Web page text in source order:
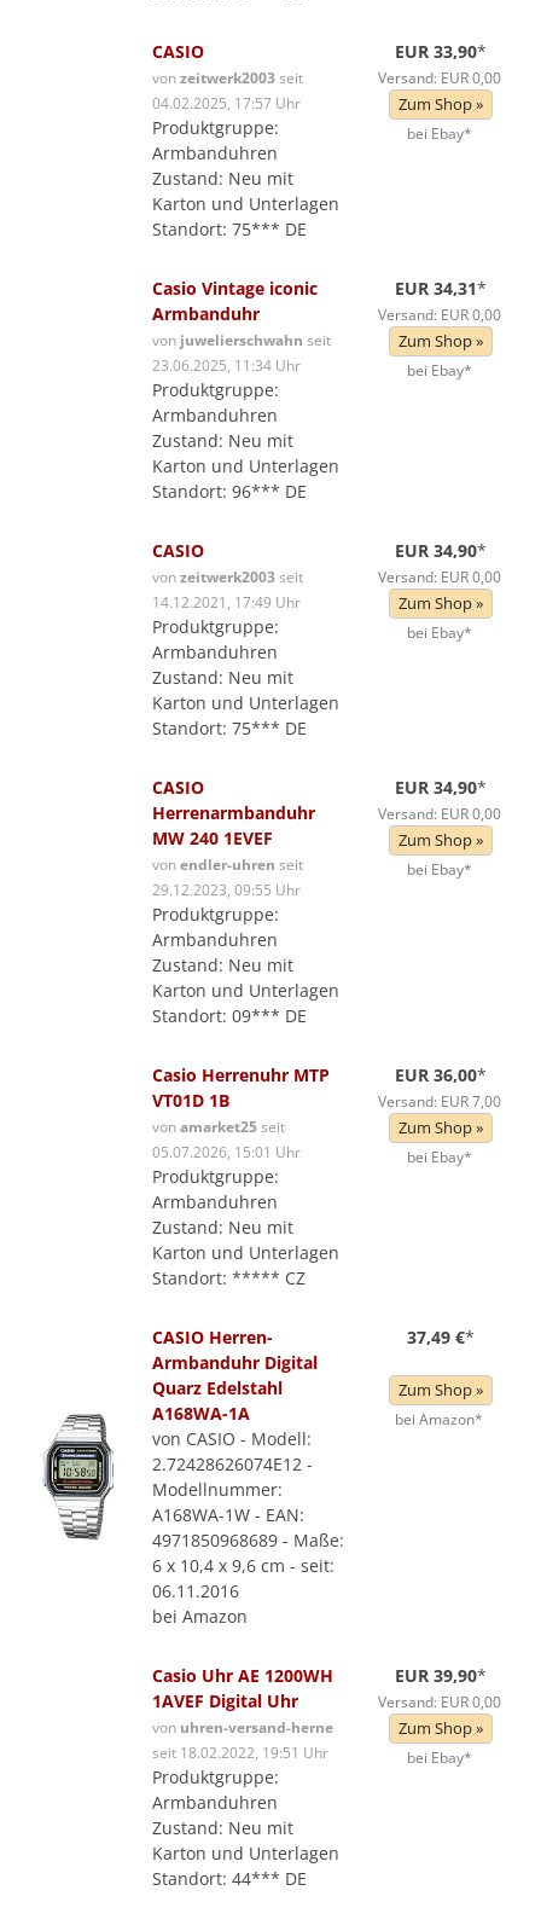
CASIO
vonzeitwerk2003seit
04.02.2025, 17:57 Uhr
Produktgruppe:
Armbanduhren
Zustand: Neu mit
Karton und Unterlagen
Standort: 75*** DE
EUR 33,90*
Versand: EUR 0,00
Zum Shop »
bei Ebay*
Casio Vintage iconic
Armbanduhr
von juwelierschwahn seit
23.06.2025, 11:34 Uhr
Produktgruppe:
Armbanduhren
Zustand: Neu mit
Karton und Unterlagen
Standort: 96*** DE
EUR 34,31*
Versand: EUR 0,00
Zum Shop »
bei Ebay*
CASIO
vonzeitwerk2003seit
14.12.2021, 17:49 Uhr
Produktgruppe:
Armbanduhren
Zustand: Neu mit
Karton und Unterlagen
Standort: 75*** DE
EUR 34,90*
Versand: EUR 0,00
Zum Shop »
bei Ebay*
CASIO
Herrenarmbanduhr
MW 240 1EVEF
vonendler-uhren seit
29.12.2023, 09:55 Uhr
Produktgruppe:
Armbanduhren
Zustand: Neu mit
Karton und Unterlagen
Standort: 09*** DE
EUR 34,90*
Versand: EUR 0,00
Zum Shop »
bei Ebay*
Casio Herrenuhr MTP
VT01D 1B
vonamarket25seit
05.07.2026, 15:01 Uhr
Produktgruppe:
Armbanduhren
Zustand: Neu mit
Karton und Unterlagen
Standort: ***** CZ
EUR 36,00*
Versand: EUR 7,00
Zum Shop »
bei Ebay*
CASIO Herren-
Armbanduhr Digital
Quarz Edelstahl
A168WA-1A
von CASIO - Modell:
2.72428626074E12 -
Modellnummer:
A168WA-1W - EAN:
4971850968689 - Maße:
6 x 10,4 x 9,6 cm - seit:
06.11.2016
bei Amazon
37,49 €*
Zum Shop »
bei Amazon*
Casio Uhr AE 1200WH
1AVEF Digital Uhr
von uhren-versand-herne
seit 18.02.2022, 19:51 Uhr
Produktgruppe:
Armbanduhren
Zustand: Neu mit
Karton und Unterlagen
Standort: 44*** DE
EUR 39,90*
Versand: EUR 0,00
Zum Shop »
bei Ebay*